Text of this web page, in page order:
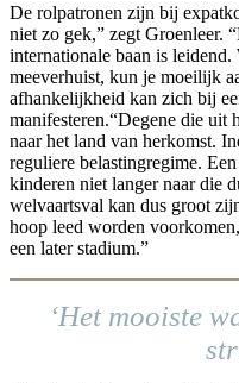
De rolpatronen zijn bij
niet zo gek,” zegt Groenleer.
internationale baan is leidend.
meeverhuist, kun je moeilijk
afhankelijkheid kan zich bij
manifesteren.“Degene die uit
naar het land van herkomst.
reguliere belastingregime.
kinderen niet langer naar die
welvaartsval kan dus groot
hoop leed worden
een later stadium.”
‘Het mooiste